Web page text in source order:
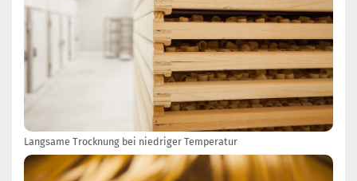
Langsame Trocknung bei niedriger Temperatur